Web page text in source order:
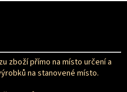
zboží přímo na místo určení a
na stanovené místo.